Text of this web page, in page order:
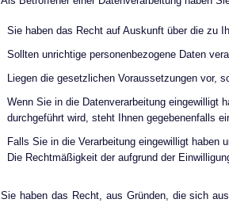
Sie haben das Recht auf Auskunft über die zu
Sollten unrichtige personenbezogene Daten
Liegen die gesetzlichen Voraussetzungen vor,
Wenn Sie in die Datenverarbeitung eingewilligt
durchgeführt wird, steht Ihnen gegebenenfalls
Falls Sie in die Verarbeitung eingewilligt haben
Die Rechtmäßigkeit der aufgrund der
Sie haben das Recht, aus Gründen, die sich